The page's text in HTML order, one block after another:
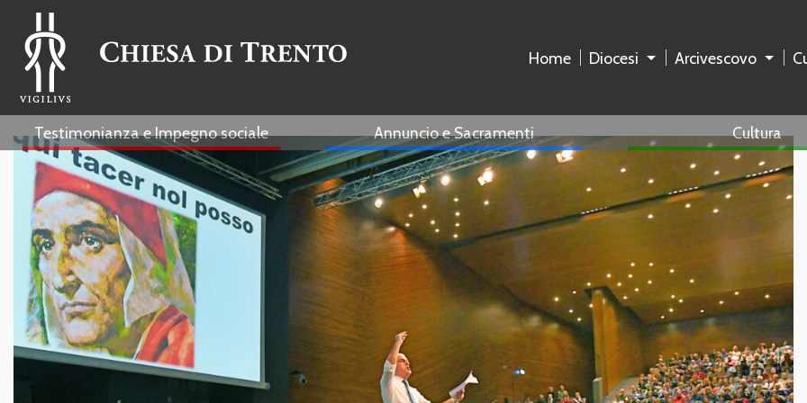
Home Diocesi Arcivescovo
Testimonianza e Impegno sociale Annuncio e Sacramenti Cultura